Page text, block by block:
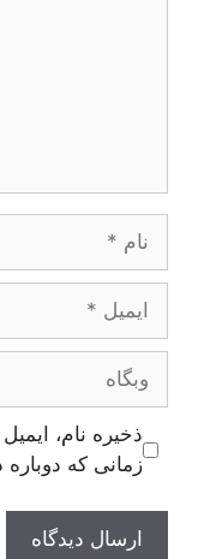
ایمیل
وبگاه
ذخیره نام،
زمانی که